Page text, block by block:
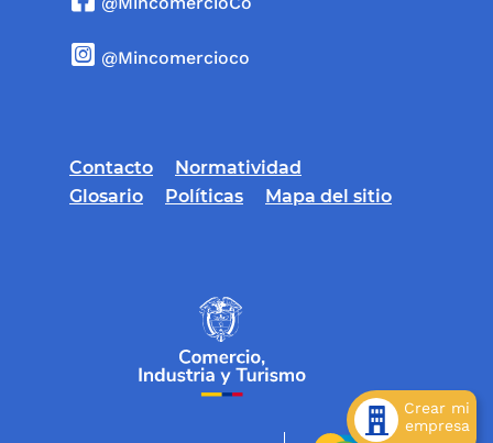
@Mincomercioco
Contacto
Normatividad
Glosario
Políticas Mapa del sitio